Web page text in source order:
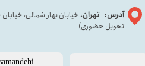
آدرس: تهران، خیابان بهار شمالی،
تحویل حضوری)